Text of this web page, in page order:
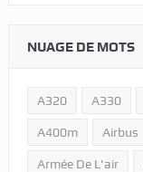
NUAGE DE MOTS
A320 A330
A400m Airbus
Armée De L'air